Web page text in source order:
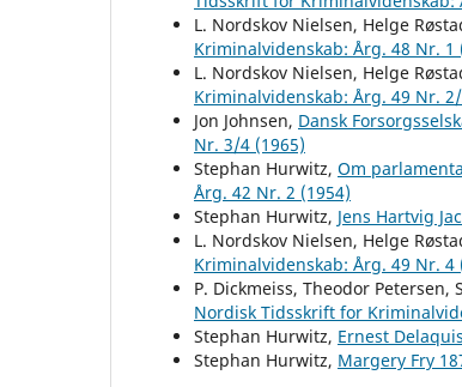
L. Nordskov Nielsen, Helge
Kriminalvidenskab: Årg. 48 Nr. 1
L. Nordskov Nielsen, Helge
Kriminalvidenskab: Årg. 49 Nr.
Jon Johnsen, Dansk
Nr. 3/4 (1965)
Stephan Hurwitz, Om
Årg. 42 Nr. 2 (1954)
Stephan Hurwitz, Jens Hartvig
L. Nordskov Nielsen, Helge
Kriminalvidenskab: Årg. 49 Nr. 4
P. Dickmeiss, Theodor
Nordisk Tidsskrift for
Stephan Hurwitz, Ernest Delaquis
Stephan Hurwitz, Margery Fry